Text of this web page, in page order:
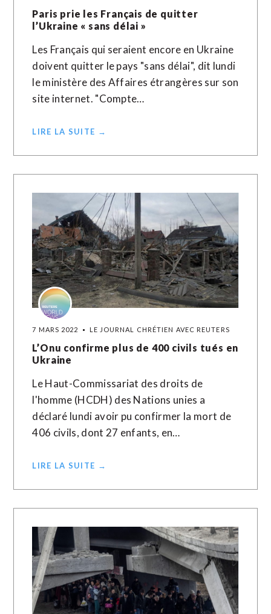
Paris prie les Français de quitter
l’Ukraine « sans délai »
Les Français qui seraient encore en Ukraine
doivent quitter le pays "sans délai", dit lundi
le ministère des Affaires étrangères sur son
site internet. "Compte…
LIRE LA SUITE →
7 MARS 2022 LE JOURNAL CHRÉTIEN AVEC REUTERS
L’Onu confirme plus de 400 civils tués en
Ukraine
Le Haut-Commissariat des droits de
l'homme (HCDH) des Nations unies a
déclaré lundi avoir pu confirmer la mort de
406 civils, dont 27 enfants, en…
LIRE LA SUITE →